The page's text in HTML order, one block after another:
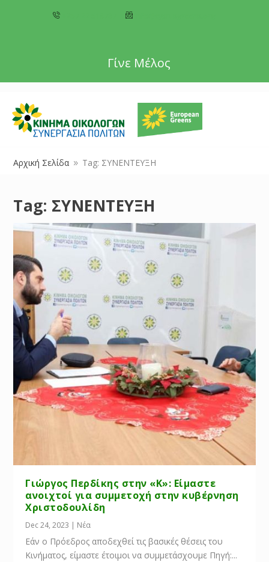
Γίνε Μέλος
Αρχική Σελίδα 9 Tag: ΣΥΝΕΝΤΕΥΞΗ
Tag: ΣΥΝΕΝΤΕΥΞΗ
Γιώργος Περδίκης στην «Κ»: Είμαστε
ανοιχτοί για συμμετοχή στην κυβέρνηση
Χριστοδουλίδη
Dec 24, 2023 | Νέα
Εάν ο Πρόεδρος αποδεχθεί τις βασικές θέσεις του
Κινήματος, είμαστε έτοιμοι να συμμετάσχουμε Πηγή:...